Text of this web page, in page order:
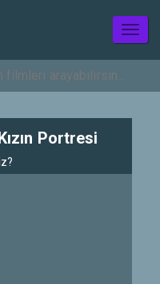
Portresi